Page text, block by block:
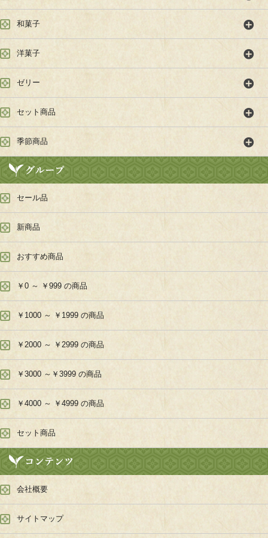
和菓子
洋菓子
ゼリー
セット商品
季節商品
セール品
新商品
おすすめ商品
￥0 ～ ￥999 の商品
￥1000 ～ ￥1999 の商品
￥2000 ～ ￥2999 の商品
￥3000 ～￥3999 の商品
￥4000 ～ ￥4999 の商品
セット商品
会社概要
サイトマップ